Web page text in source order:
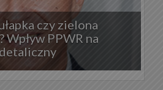
czy zielona
Wpływ PPWR na